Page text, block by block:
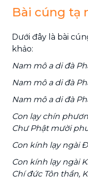
Bài cúng tạ
Dưới đây là bài
khảo:
Nam mô a di đà
Nam mô a di đà
Nam mô a di đà
Con lạy chín
Chư Phật mười
Con kính lạy ngài
Con kính lạy ngài
Chí đức Tôn thần,